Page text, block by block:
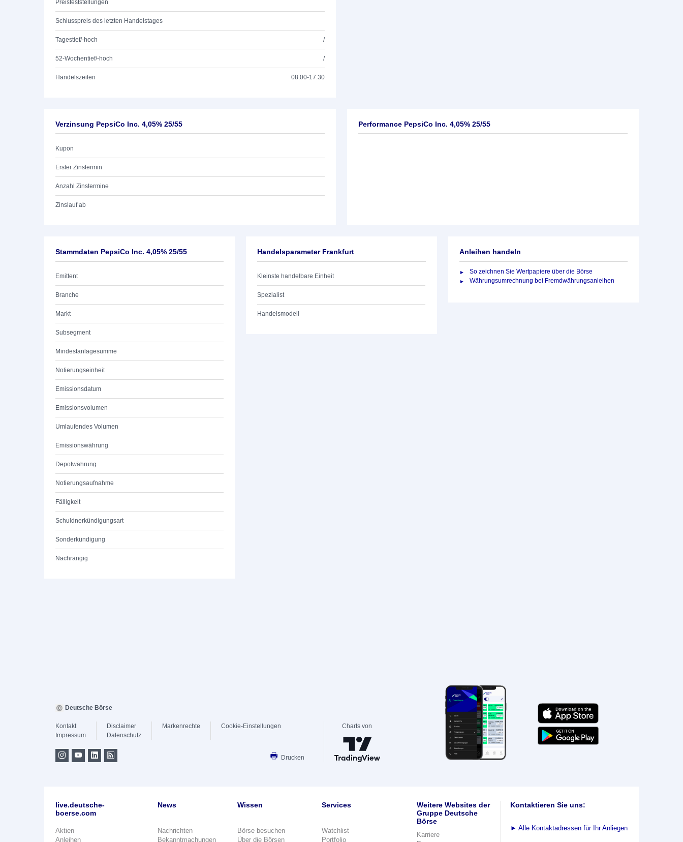
Preisfeststellungen
Schlusspreis des letzten Handelstages
Tagestief/-hoch /
52-Wochentief/-hoch /
Handelszeiten 08:00-17:30
Verzinsung PepsiCo Inc. 4,05% 25/55
Kupon
Erster Zinstermin
Anzahl Zinstermine
Zinslauf ab
Performance PepsiCo Inc. 4,05% 25/55
Stammdaten PepsiCo Inc. 4,05% 25/55
Emittent
Branche
Markt
Subsegment
Mindestanlagesumme
Notierungseinheit
Emissionsdatum
Emissionsvolumen
Umlaufendes Volumen
Emissionswährung
Depotwährung
Notierungsaufnahme
Fälligkeit
Schuldnerkündigungsart
Sonderkündigung
Nachrangig
Handelsparameter Frankfurt
Kleinste handelbare Einheit
Spezialist
Handelsmodell
Anleihen handeln
So zeichnen Sie Wertpapiere über die Börse
Währungsumrechnung bei Fremdwährungsanleihen
Deutsche Börse
Kontakt
Impressum
Disclaimer
Datenschutz
Markenrechte Cookie-Einstellungen
Drucken
Charts von
live.deutsche-
boerse.com
Aktien
Anleihen
News
Nachrichten
Bekanntmachungen
Wissen
Börse besuchen
Über die Börsen
Services
Watchlist
Portfolio
Weitere Websites der
Gruppe Deutsche
Börse
Karriere
Kontaktieren Sie uns:
► Alle Kontaktadressen für Ihr Anliegen